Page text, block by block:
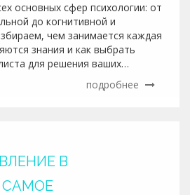
основных сфер психологии: от
до когнитивной и
чем занимается каждая
знания и как выбрать
для решения ваших
подробнее
В
САМОЕ